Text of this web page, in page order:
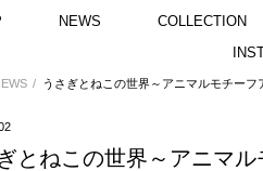
NEWS COLLECTION
うさぎとねこの世界～アニマルモチーフ
とねこの世界～アニマ